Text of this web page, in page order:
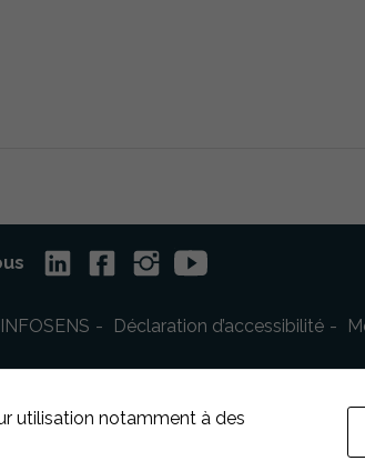
Déclaration d’accessibilité
utilisation notamment à des